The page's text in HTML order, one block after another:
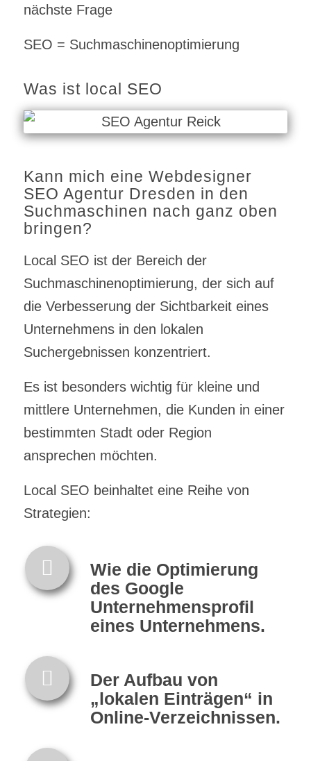
nächste Frage
SEO = Suchmaschinenoptimierung
Was ist local SEO
Kann mich eine Webdesigner
SEO Agentur Dresden in den
Suchmaschinen nach ganz oben
bringen?
Local SEO ist der Bereich der
Suchmaschinenoptimierung, der sich auf
die Verbesserung der Sichtbarkeit eines
Unternehmens in den lokalen
Suchergebnissen konzentriert.
Es ist besonders wichtig für kleine und
mittlere Unternehmen, die Kunden in einer
bestimmten Stadt oder Region
ansprechen möchten.
Local SEO beinhaltet eine Reihe von
Strategien:
Wie die Optimierung
des Google
Unternehmensprofil
eines Unternehmens.
Der Aufbau von
„lokalen Einträgen“ in
Online-Verzeichnissen.